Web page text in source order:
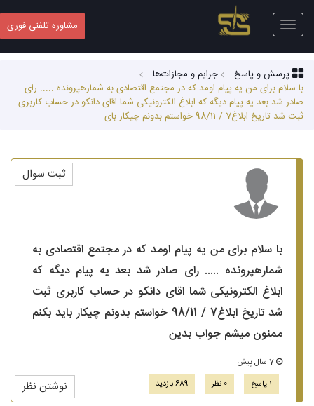
Toggle
navigation
مشاوره تلفنی فوری
پرسش و پاسخ
جرایم و مجازات‌ها
با سلام برای من یه پیام اومد که در مجتمع اقتصادی به شمارهپرونده ..... رای
صادر شد بعد یه پیام دیگه که ابلاغ الکترونیکی شما اقای دانکو در حساب کاربری
ثبت شد تاریخ ابلاغ7 / 98/11 خواستم بدونم چیکار بای...
با سلام برای من یه پیام اومد که در مجتمع اقتصادی به
شمارهپرونده ..... رای صادر شد بعد یه پیام دیگه که
ابلاغ الکترونیکی شما اقای دانکو در حساب کاربری ثبت
شد تاریخ ابلاغ7 / 98/11 خواستم بدونم چیکار باید بکنم
ممنون میشم جواب بدین
1 پاسخ
0 نظر 689 بازدید نوشتن نظر
ثبت سوال